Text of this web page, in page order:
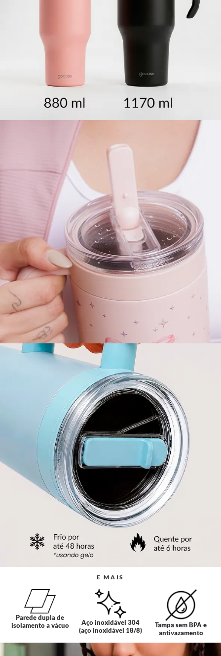
E MAIS
Parede dupla de
isolamento a vácuo
Aço inoxidável 304
(aço inoxidável 18/8)
Tampa sem BPA e
antivazamento